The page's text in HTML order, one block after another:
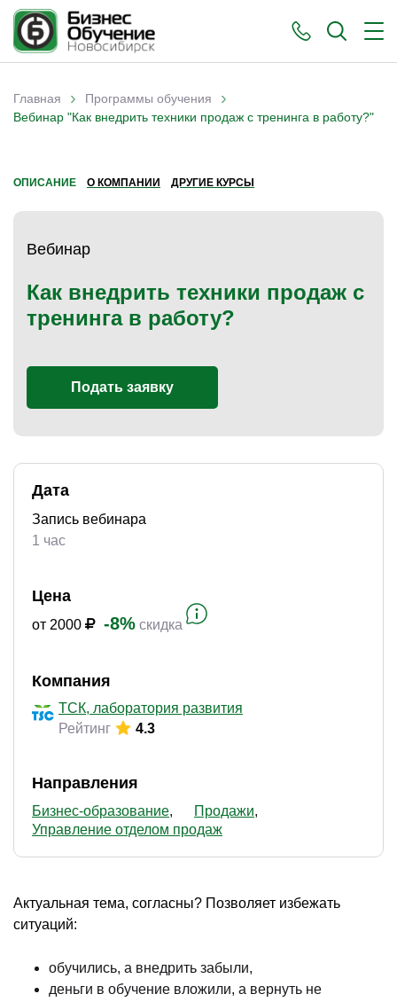
Вы здесь
Главная › Программы обучения ›
Вебинар "Как внедрить техники продаж с тренинга в работу?"
ОПИСАНИЕ О КОМПАНИИ ДРУГИЕ КУРСЫ
Вебинар
Как внедрить техники продаж с
тренинга в работу?
Подать заявку
Дата
Запись вебинара
1 час
Цена
от 2000 -8% скидка
Компания
ТСК, лаборатория развития
Рейтинг
4.3
Направления
Бизнес-образование
Продажи
Управление отделом продаж
Актуальная тема, согласны? Позволяет избежать
ситуаций:
обучились, а внедрить забыли,
деньги в обучение вложили, а вернуть не